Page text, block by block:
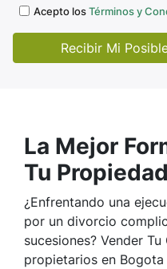
Acepto los Términos y
La Mejor
Tu
¿Enfrentando una
por un divorcio
sucesiones? Vender
propietarios en